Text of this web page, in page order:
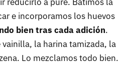
e incorporamos los huevos
bien tras cada adición.
la harina tamizada, la
Lo mezclamos todo bien.